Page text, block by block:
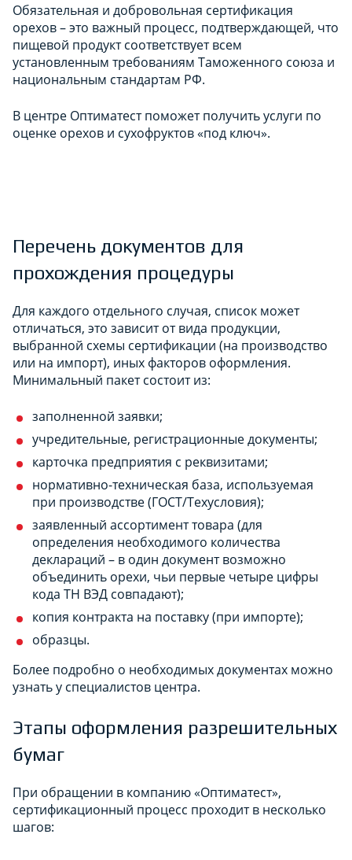
Обязательная и добровольная сертификация
орехов – это важный процесс, подтверждающей, что
пищевой продукт соответствует всем
установленным требованиям Таможенного союза и
национальным стандартам РФ.
В центре Оптиматест поможет получить услуги по
оценке орехов и сухофруктов «под ключ».
Перечень документов для
прохождения процедуры
Для каждого отдельного случая, список может
отличаться, это зависит от вида продукции,
выбранной схемы сертификации (на производство
или на импорт), иных факторов оформления.
Минимальный пакет состоит из:
заполненной заявки;
учредительные, регистрационные документы;
карточка предприятия с реквизитами;
нормативно-техническая база, используемая
при производстве (ГОСТ/Техусловия);
заявленный ассортимент товара (для
определения необходимого количества
деклараций – в один документ возможно
объединить орехи, чьи первые четыре цифры
кода ТН ВЭД совпадают);
копия контракта на поставку (при импорте);
образцы.
Более подробно о необходимых документах можно
узнать у специалистов центра.
Этапы оформления разрешительных
бумаг
При обращении в компанию «Оптиматест»,
сертификационный процесс проходит в несколько
шагов: